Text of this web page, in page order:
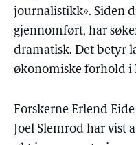
journalistikk». Siden
gjennomført, har
dramatisk. Det betyr
økonomiske forhold i
Forskerne Erlend
Joel Slemrod har vist